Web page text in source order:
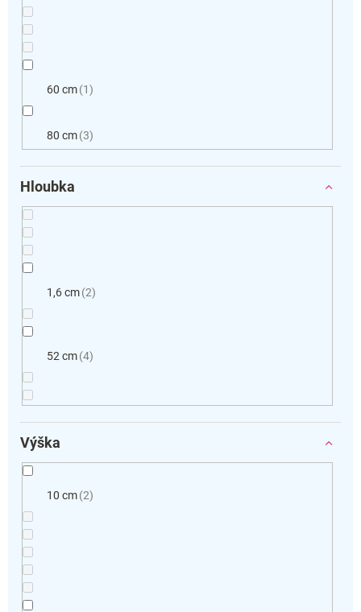
60 cm 1
80 cm 3
Hloubka
1,6 cm 2
52 cm 4
Výška
10 cm 2